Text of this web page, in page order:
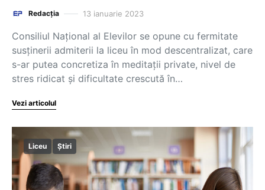
Redacția 13 ianuarie 2023
Consiliul Național al Elevilor se opune cu fermitate
susținerii admiterii la liceu în mod descentralizat, care
s-ar putea concretiza în meditații private, nivel de
stres ridicat și dificultate crescută în…
Vezi articolul
Liceu Știri